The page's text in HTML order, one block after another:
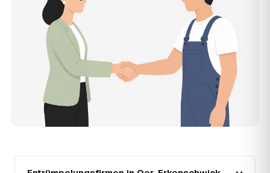
muss, und erhalten mehrere Festpreis-Angebote geprüfter
Entrümpler aus Oer-Erkenschwick zum Vergleichen.
Bezahlt wird nur der Entrümpler, den Sie selbst
Was kostet die Entrümpelung einer normalen
Wohnung in Oer-Erkenschwick?
Für eine durchschnittliche Wohnung mit rund 65 m² liegen
die Kosten in Oer-Erkenschwick bei etwa 1.840 €, das
entspricht im Schnitt rund 33,1 € je Quadratmeter.
Zugänglichkeit (Etage, Aufzug), Menge und Sperrmüllanteil